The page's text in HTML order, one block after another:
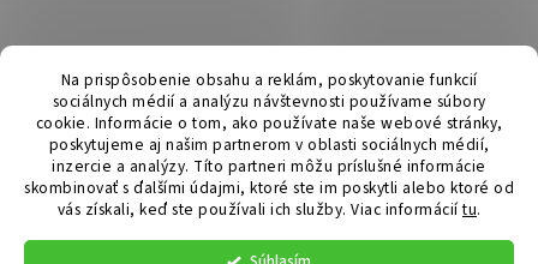
Na prispôsobenie obsahu a reklám, poskytovanie funkcií
sociálnych médií a analýzu návštevnosti používame súbory
cookie. Informácie o tom, ako používate naše webové stránky,
poskytujeme aj našim partnerom v oblasti sociálnych médií,
inzercie a analýzy. Títo partneri môžu príslušné informácie
skombinovať s ďalšími údajmi, ktoré ste im poskytli alebo ktoré od
vás získali, keď ste používali ich služby. Viac informáciítu.
á
Hurmikaki.com
Vytvoril Shoptet